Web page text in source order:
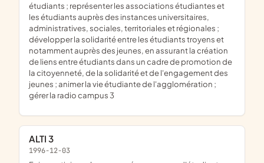
étudiants ; représenter les associations étudiantes et
les étudiants auprès des instances universitaires,
administratives, sociales, territoriales et régionales ;
développer la solidarité entre les étudiants troyens et
notamment auprès des jeunes, en assurant la création
de liens entre étudiants dans un cadre de promotion de
la citoyenneté, de la solidarité et de l'engagement des
jeunes ; animer la vie étudiante de l'agglomération ;
gérer la radio campus 3
ALTI 3
1996-12-03